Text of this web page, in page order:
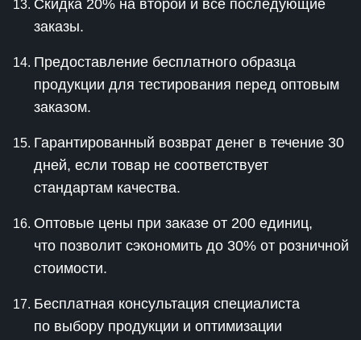
Скидка 20% на второй и все последующие
заказы.
Предоставление бесплатного образца
продукции для тестирования перед оптовым
заказом.
Гарантированный возврат денег в течение 30
дней, если товар не соответствует
стандартам качества.
Оптовые цены при заказе от 200 единиц,
что позволит сэкономить до 30% от розничной
стоимости.
Бесплатная консультация специалиста
по выбору продукции и оптимизации